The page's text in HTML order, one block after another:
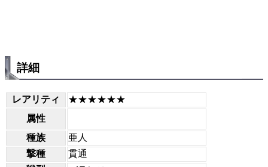
詳細
レアリティ
★★★★★★
属性
種族
亜人
撃種
貫通